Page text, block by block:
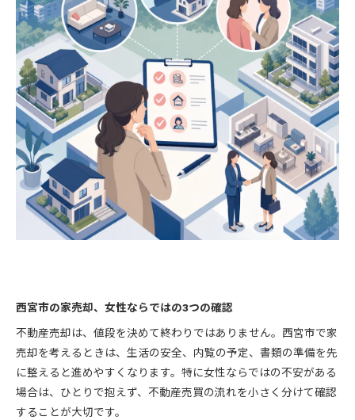
西宮市の家売却、女性ならではの3つの確認
不動産売却は、値段を決めて終わりではありません。西宮市で家
売却を考えるときは、生活の安全、内覧の予定、書類の準備を先
に整えると進めやすくなります。特に女性ならではの不安がある
場合は、ひとりで抱えず、不動産売買の流れを小さく分けて確認
することが大切です。